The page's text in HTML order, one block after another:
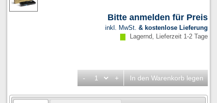
Bitte anmelden für Preis
inkl. MwSt. & kostenlose Lieferung
Lagernd, Lieferzeit 1-2 Tage
- + In den Warenkorb legen